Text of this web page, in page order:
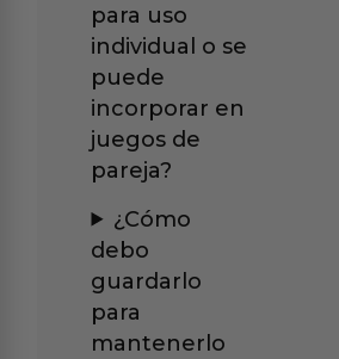
para uso
individual o se
puede
incorporar en
juegos de
pareja?
¿Cómo
debo
guardarlo
para
mantenerlo